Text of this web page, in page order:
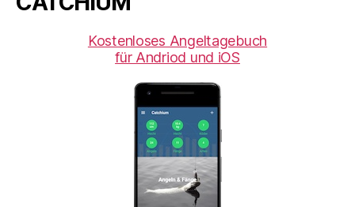
Kostenloses Angeltagebuch
für Andriod und iOS